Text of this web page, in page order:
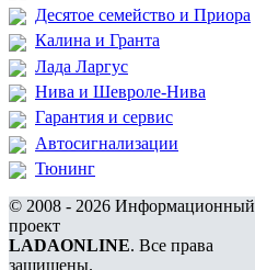
Десятое семейство и Приора
Калина и Гранта
Лада Ларгус
Нива и Шевроле-Нива
Гарантия и сервис
Автосигнализации
Тюнинг
© 2008 - 2026 Информационный
проект
LADAONLINE. Все права
защищены.